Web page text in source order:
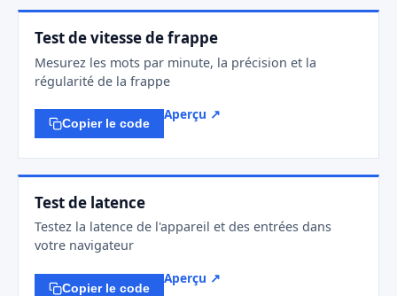
Test de vitesse de frappe
Mesurez les mots par minute, la précision et la
régularité de la frappe
Copier le code
Aperçu ↗
Test de latence
Testez la latence de l'appareil et des entrées dans
votre navigateur
Copier le code
Aperçu ↗